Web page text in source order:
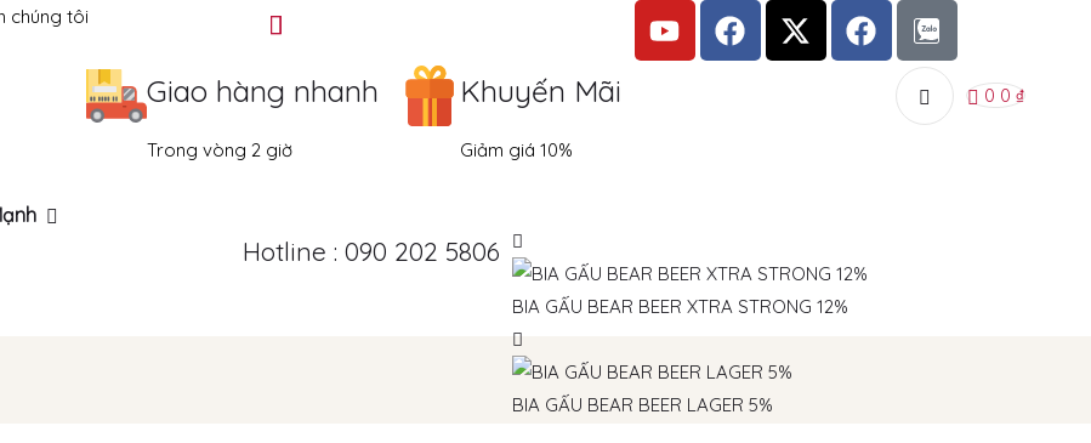
chúng tôi
Giao hàng nhanh
Trong vòng 2 giờ
Khuyến Mãi
Giảm giá 10%
0 0 ₫
Hotline : 090 202 5806
BIA GẤU BEAR BEER XTRA STRONG 12%
BIA GẤU BEAR BEER LAGER 5%